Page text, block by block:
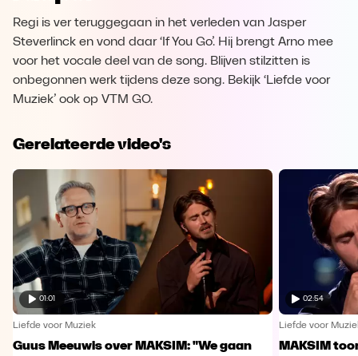
Regi is ver teruggegaan in het verleden van Jasper
Steverlinck en vond daar ‘If You Go’. Hij brengt Arno mee
voor het vocale deel van de song. Blijven stilzitten is
onbegonnen werk tijdens deze song. Bekijk ‘Liefde voor
Muziek’ ook op VTM GO.
Gerelateerde video's
01:01
Liefde voor Muziek
Guus Meeuwis over MAKSIM: "We gaan
02:54
Liefde voor
MAKSIM